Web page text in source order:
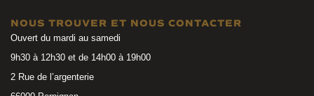
NOUS TROUVER ET NOUS CONTACTER
Ouvert du mardi au samedi
9h30 à 12h30 et de 14h00 à 19h00
2 Rue de l’argenterie